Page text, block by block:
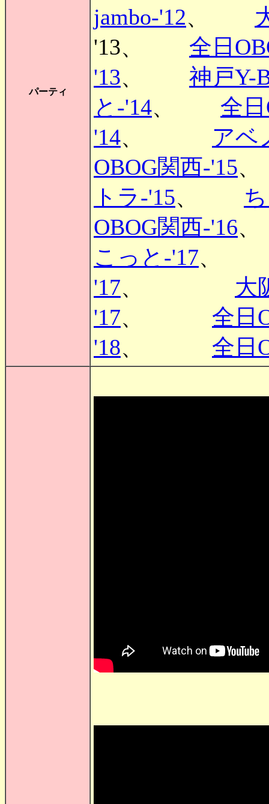
パーティ
jambo-'12、
'13、 全日
'13、 神戸Y-
と-'14、 全
'14、 アベ
OBOG関西-'15
トラ-'15、
OBOG関西-'16
こっと-'17
'17、 大
'17、 全日
'18、 全日